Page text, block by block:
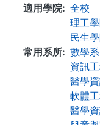
適用學院
全校
理工
民生
常用系所
數學系
資訊
醫學
軟體
醫學